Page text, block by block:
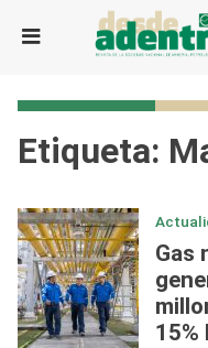
Etiqueta:
Gas
15%